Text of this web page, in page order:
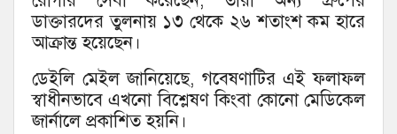
ডাক্তারদের তুলনায় ১৩ থেকে ২৬ শতাংশ কম হারে
আক্রান্ত হয়েছেন।
ডেইলি মেইল জানিয়েছে, গবেষণাটির এই ফলাফল
স্বাধীনভাবে এখনো বিশ্লেষণ কিংবা কোনো মেডিকেল
জার্নালে প্রকাশিত হয়নি।